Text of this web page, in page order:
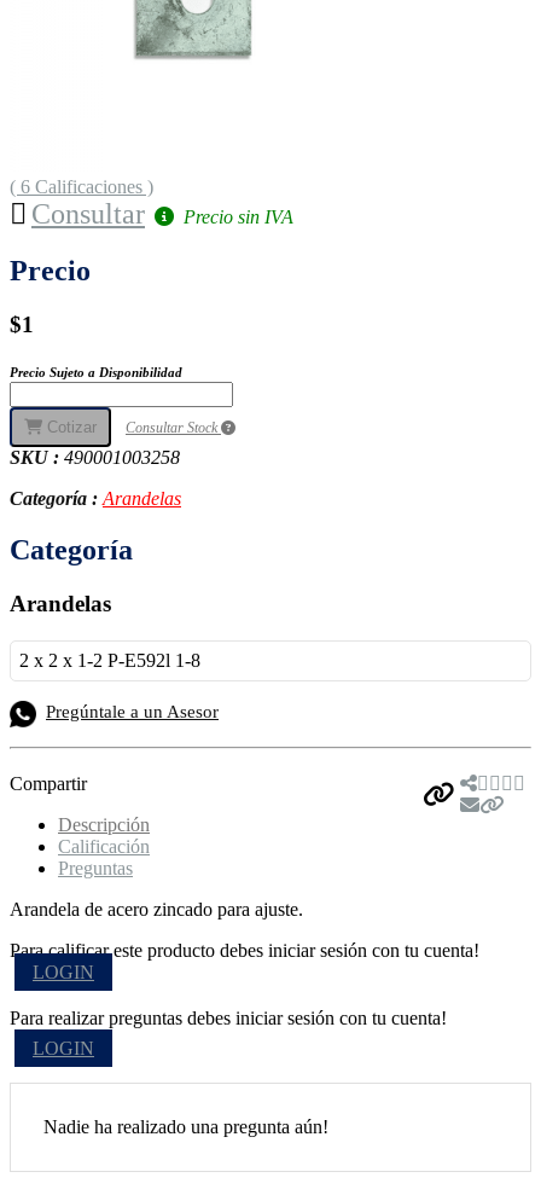
( 6 Calificaciones )
Consultar Precio sin IVA
Precio
$1
Precio Sujeto a Disponibilidad
Cotizar Consultar Stock
SKU : 490001003258
Categoría :Arandelas
Categoría
Arandelas
2 x 2 x 1-2 P-E592l 1-8
Pregúntale a un Asesor
Compartir
Descripción
Calificación
Preguntas
Arandela de acero zincado para ajuste.
Para calificar este producto debes iniciar sesión con tu cuenta!
LOGIN
Para realizar preguntas debes iniciar sesión con tu cuenta!
LOGIN
Nadie ha realizado una pregunta aún!